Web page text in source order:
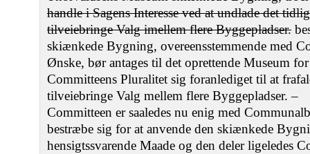
handle i Sagens Interesse ved at undlade det
tilveiebringe Valg imellem flere Byggepladser.
skiænkede Bygning, overeensstemmende med
Ønske, bør antages til det oprettende Museum
Committeens Pluralitet sig foranlediget til at
tilveiebringe Valg mellem flere Byggepladser. –
Committeen er saaledes nu enig med
bestræbe sig for at anvende den skiænkede
hensigtssvarende Maade og den deler ligeledes